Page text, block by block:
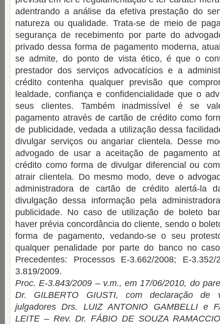
adentrando a análise da efetiva prestação do
natureza ou qualidade. Trata-se de meio de
segurança de recebimento por parte do
privado dessa forma de pagamento moderna,
se admite, do ponto de vista ético, é que o
prestador dos serviços advocatícios e a
crédito contenha qualquer previsão que
lealdade, confiança e confidencialidade que o
seus clientes. Também inadmissível é se
pagamento através de cartão de crédito como
de publicidade, vedada a utilização dessa
divulgar serviços ou angariar clientela. Desse
advogado de usar a aceitação de pagamento
crédito como forma de divulgar diferencial ou
atrair clientela. Do mesmo modo, deve o
administradora de cartão de crédito alertá-la
divulgação dessa informação pela
publicidade. No caso de utilização de boleto
haver prévia concordância do cliente, sendo o
forma de pagamento, vedando-se o seu
qualquer penalidade por parte do banco no
Precedentes: Processos E-3.662/2008; E-
3.819/2009.
Proc. E-3.843/2009 – v.m., em 17/06/2010, do
Dr. GILBERTO GIUSTI, com declaração de
julgadores Drs. LUIZ ANTONIO GAMBELLI e
LEITE – Rev. Dr. FÁBIO DE SOUZA